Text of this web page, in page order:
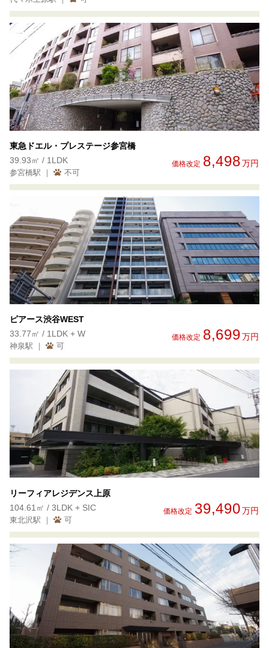
東急ドエル・プレステージ参宮橋
価格改定 8,498万円
39.93㎡ / 1LDK
参宮橋駅 ｜ 不可
ピアース渋谷WEST
価格改定 8,699万円
33.77㎡ / 1LDK + W
神泉駅 ｜ 可
リーフィアレジデンス上原
価格改定 39,490万円
104.61㎡ / 3LDK + SIC
東北沢駅 ｜ 可